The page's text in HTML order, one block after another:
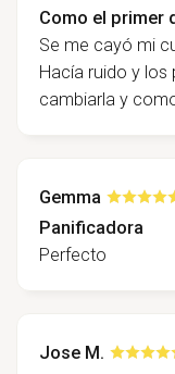
Como el primer
Se me cayó mi
Hacía ruido y los
cambiarla y
Gemma
Panificadora
Perfecto
Jose M.